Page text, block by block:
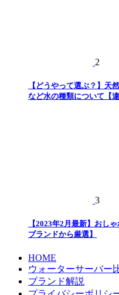
2
【どうやって選ぶ？】天
など水の種類について【
3
【2023年2月最新】おし
ブランドから厳選】
HOME
ウォーターサーバー
ブランド解説